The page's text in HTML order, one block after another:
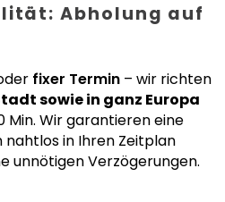
Abholung auf
fixer Termin – wir richten
sowie in ganz Europa
Min. Wir garantieren eine
nahtlos in Ihren Zeitplan
unnötigen Verzögerungen.